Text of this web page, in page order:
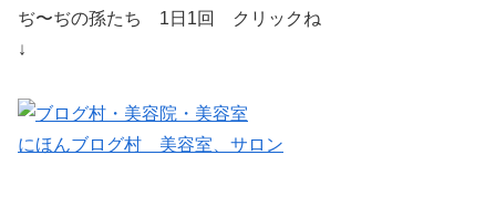
ぢ〜ぢの孫たち 1日1回 クリックね
↓
にほんブログ村 美容室、サロン